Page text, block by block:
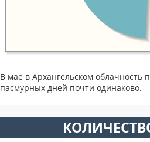
В мае в Архангельском
пасмурных дней почти одинаково.